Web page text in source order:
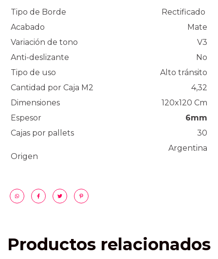
Tipo de Borde
Rectificado
Acabado
Mate
Variación de tono
V3
Anti-deslizante
No
Tipo de uso
Alto tránsito
Cantidad por Caja M2
4,32
Dimensiones
120x120 Cm
Espesor
6mm
Cajas por pallets
30
Origen
Argentina
Productos relacionados